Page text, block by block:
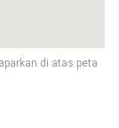
di atas peta